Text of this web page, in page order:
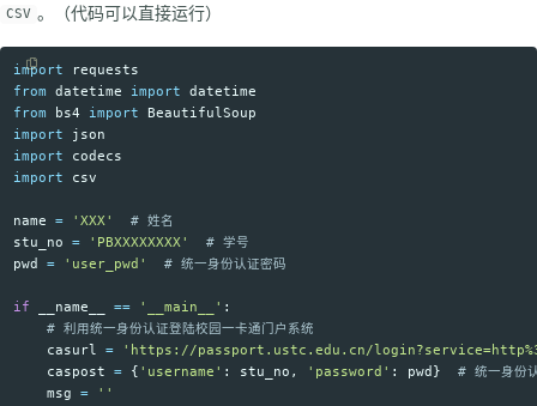
CSV 。（代码可以直接运行）
Copy code
import
requests
from
datetime import
datetime
from
bs4 import
BeautifulSoup
import
json
import
codecs
import
csv
name = ' XXX '
stu_no
= ' PBXXXXXXXX '
pwd
= ' user_pwd '
if __name__ == ' __main__ ' :
casurl
= ' https://passport.ustc.edu.cn/
caspost
= { ' username ' : stu_no , ' password ' : pwd }
msg
=
''